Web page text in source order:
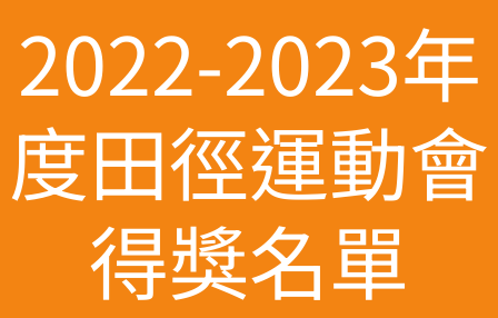
2022-2023年
度田徑運動會
得獎名單